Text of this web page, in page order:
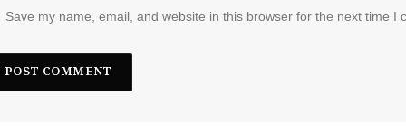
Save my name, email, and website in this browser for the next time I